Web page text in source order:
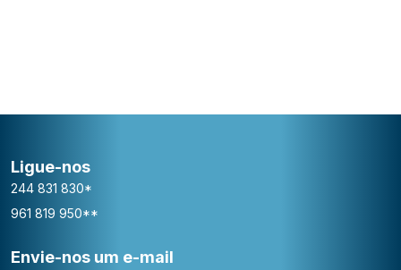
Ligue-nos
244 831 830*
961 819 950**
Envie-nos um e-mail